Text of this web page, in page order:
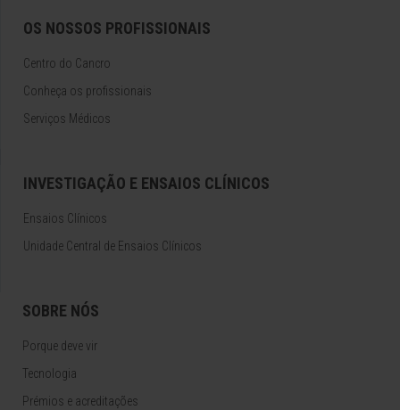
OS NOSSOS PROFISSIONAIS
Centro do Cancro
Conheça os profissionais
Serviços Médicos
INVESTIGAÇÃO E ENSAIOS CLÍNICOS
Ensaios Clínicos
Unidade Central de Ensaios Clínicos
SOBRE NÓS
Porque deve vir
Tecnologia
Prémios e acreditações